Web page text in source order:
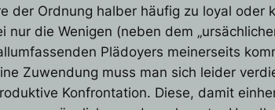
der Ordnung halber häufig zu loyal
nur die Wenigen (neben dem
Plädoyers meinerseits
Zuwendung muss man sich leider
Konfrontation. Diese, damit